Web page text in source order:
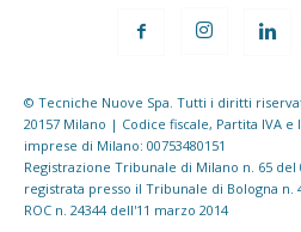
© Tecniche Nuove Spa. Tutti i diritti
20157 Milano | Codice fiscale, Partita IVA
imprese di Milano: 00753480151
Registrazione Tribunale di Milano n. 65
registrata presso il Tribunale di Bologna n.
ROC n. 24344 dell'11 marzo 2014